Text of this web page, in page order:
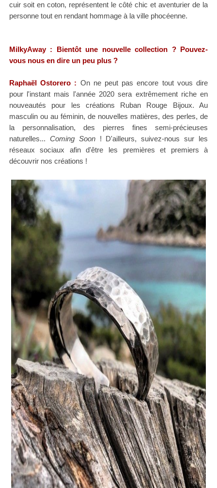
cuir soit en coton, représentent le côté chic et aventurier de la
personne tout en rendant hommage à la ville phocéenne.
MilkyAway : Bientôt une nouvelle collection ? Pouvez-
vous nous en dire un peu plus?
Raphaël Ostorero : On ne peut pas encore tout vous dire
pour l'instant mais l'année 2020 sera extrêmement riche en
nouveautés pour les créations Ruban Rouge Bijoux. Au
masculin ou au féminin, de nouvelles matières, des perles, de
la personnalisation, des pierres fines semi-précieuses
naturelles... Coming Soon! D'ailleurs, suivez-nous sur les
réseaux sociaux afin d'être les premières et premiers à
découvrir nos créations !